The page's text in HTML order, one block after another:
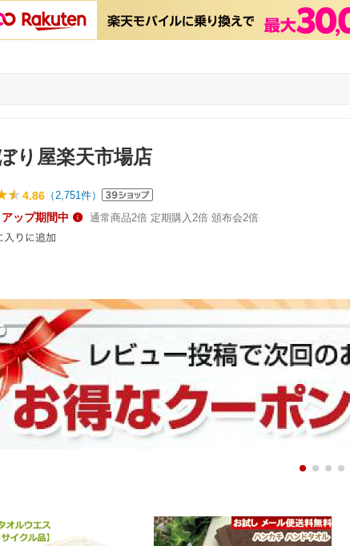
り屋楽天市場店
4.86 （2,751件）
ップ期間中 通常商品2倍 定期購入2倍 頒布会2倍